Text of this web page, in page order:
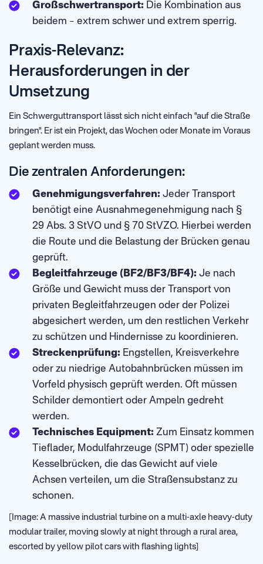
Großschwertransport: Die Kombination aus
beidem – extrem schwer und extrem sperrig.
Praxis-Relevanz:
Herausforderungen in der
Umsetzung
Ein Schwerguttransport lässt sich nicht einfach "auf die Straße
bringen". Er ist ein Projekt, das Wochen oder Monate im Voraus
geplant werden muss.
Die zentralen Anforderungen:
Genehmigungsverfahren: Jeder Transport
benötigt eine Ausnahmegenehmigung nach §
29 Abs. 3 StVO und § 70 StVZO. Hierbei werden
die Route und die Belastung der Brücken genau
geprüft.
Begleitfahrzeuge (BF2/BF3/BF4): Je nach
Größe und Gewicht muss der Transport von
privaten Begleitfahrzeugen oder der Polizei
abgesichert werden, um den restlichen Verkehr
zu schützen und Hindernisse zu koordinieren.
Streckenprüfung: Engstellen, Kreisverkehre
oder zu niedrige Autobahnbrücken müssen im
Vorfeld physisch geprüft werden. Oft müssen
Schilder demontiert oder Ampeln gedreht
werden.
Technisches Equipment: Zum Einsatz kommen
Tieflader, Modulfahrzeuge (SPMT) oder spezielle
Kesselbrücken, die das Gewicht auf viele
Achsen verteilen, um die Straßensubstanz zu
schonen.
[Image: A massive industrial turbine on a multi-axle heavy-duty
modular trailer, moving slowly at night through a rural area,
escorted by yellow pilot cars with flashing lights]